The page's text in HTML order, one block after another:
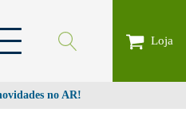
Loja
no AR!